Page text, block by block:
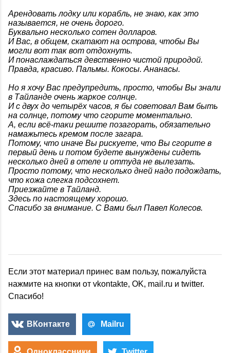
Арендовать лодку или корабль, не знаю, как это
называется, не очень дорого.
Буквально несколько сотен долларов.
И Вас, в общем, скатают на острова, чтобы Вы
могли вот так вот отдохнуть.
И понаслаждаться девственно чистой природой.
Правда, красиво. Пальмы. Кокосы. Ананасы.
Но я хочу Вас предупредить, просто, чтобы Вы знали
в Тайланде очень жаркое солнце.
И с двух до четырёх часов, я бы советовал Вам быть
на солнце, потому что сгорите моментально.
А, если всё-таки решите позагорать, обязательно
намажьтесь кремом после загара.
Потому, что иначе Вы рискуете, что Вы сгорите в
первый день и потом будете вынуждены сидеть
несколько дней в отеле и оттуда не вылезать.
Просто потому, что несколько дней надо подождать,
что кожа слегка подсохнет.
Приезжайте в Тайланд.
Здесь по настоящему хорошо.
Спасибо за внимание. С Вами был Павел Колесов.
Если этот материал принес вам пользу, пожалуйста
нажмите на кнопки от vkontakte, OK, mail.ru и twitter.
Спасибо!
ВКонтакте Mailru